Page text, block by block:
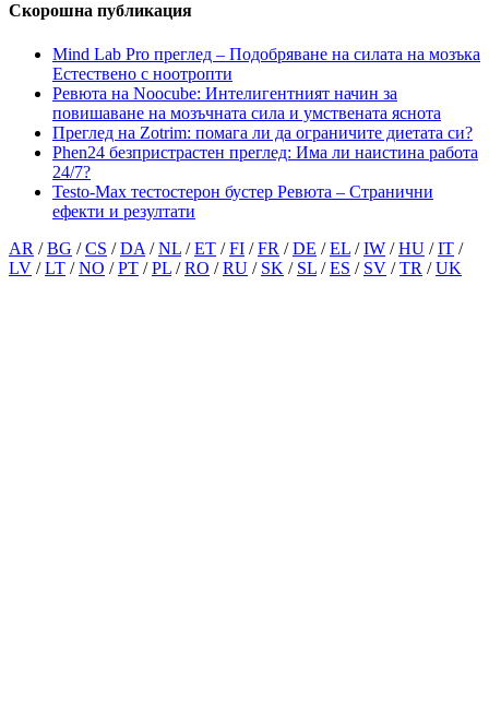
Скорошна публикация
Mind Lab Pro преглед – Подобряване на силата на мозъка
Естествено с ноотропти
Ревюта на Noocube: Интелигентният начин за
повишаване на мозъчната сила и умствената яснота
Преглед на Zotrim: помага ли да ограничите диетата си?
Phen24 безпристрастен преглед: Има ли наистина работа
24/7?
Testo-Max тестостерон бустер Ревюта – Странични
ефекти и резултати
AR /BG /CS /DA /NL /ET /FI /FR /DE /EL /IW /HU /IT /
LV /LT /NO /PT /PL /RO /RU / SK / SL /ES / SV /TR /UK